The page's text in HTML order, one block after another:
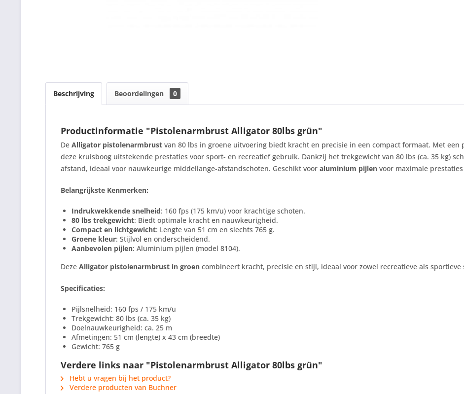
Beschrijving Beoordelingen 0
Productinformatie "Pistolenarmbrust Alligator 80lbs grün"
De Alligator pistolenarmbrust van 80 lbs in groene uitvoering biedt kracht en precisie in een compact formaat. Met een
deze kruisboog uitstekende prestaties voor sport- en recreatief gebruik. Dankzij het trekgewicht van 80 lbs (ca. 35 kg)
afstand, ideaal voor nauwkeurige middellange-afstandschoten. Geschikt voor aluminium pijlen voor maximale
Belangrijkste Kenmerken:
Indrukwekkende snelheid: 160 fps (175 km/u) voor krachtige schoten.
80 lbs trekgewicht: Biedt optimale kracht en nauwkeurigheid.
Compact en lichtgewicht: Lengte van 51 cm en slechts 765 g.
Groene kleur: Stijlvol en onderscheidend.
Aanbevolen pijlen: Aluminium pijlen (model 8104).
Deze Alligator pistolenarmbrust in groen combineert kracht, precisie en stijl, ideaal voor zowel recreatieve als sportieve
Specificaties:
Pijlsnelheid: 160 fps / 175 km/u
Trekgewicht: 80 lbs (ca. 35 kg)
Doelnauwkeurigheid: ca. 25 m
Afmetingen: 51 cm (lengte) x 43 cm (breedte)
Gewicht: 765 g
Verdere links naar "Pistolenarmbrust Alligator 80lbs grün"
Hebt u vragen bij het product?
Verdere producten van Buchner